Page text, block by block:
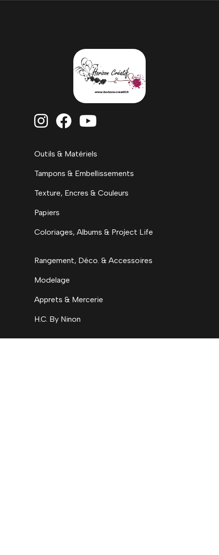
  
Outils & Matériels
Tampons & Embellissements
Texture, Encres & Couleurs
Papiers
Coloriages, Albums & Project Life
Rangement, Déco. & Accessoires
Modelage
Apprets & Mercerie
H.C. By Ninon